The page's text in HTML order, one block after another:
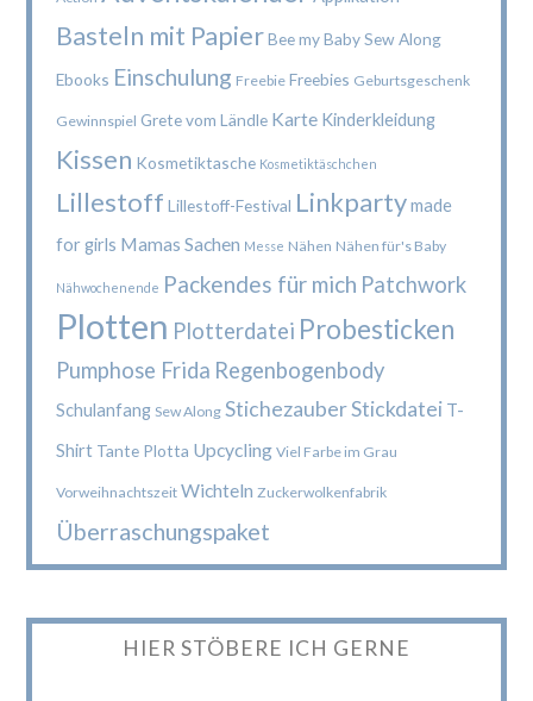
Basteln mit Papier Bee my Baby Sew Along
Ebooks Einschulung Freebie Freebies Geburtsgeschenk
Gewinnspiel Grete vom Ländle Karte Kinderkleidung
Kissen Kosmetiktasche Kosmetiktäschchen
Lillestoff Lillestoff-Festival Linkpartymade
for girls Mamas Sachen Messe Nähen Nähen für's Baby
Nähwochenende Packendes für mich Patchwork
Plotten Plotterdatei Probesticken
Pumphose Frida Regenbogenbody
Schulanfang Sew Along StichezauberStickdatei T-
Shirt Tante Plotta Upcycling Viel Farbe im Grau
Vorweihnachtszeit Wichteln Zuckerwolkenfabrik
Überraschungspaket
HIER STÖBERE ICH GERNE